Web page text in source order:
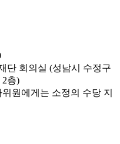
단 회의실 (성남시 수정구
2층)
원에게는 소정의 수당 지